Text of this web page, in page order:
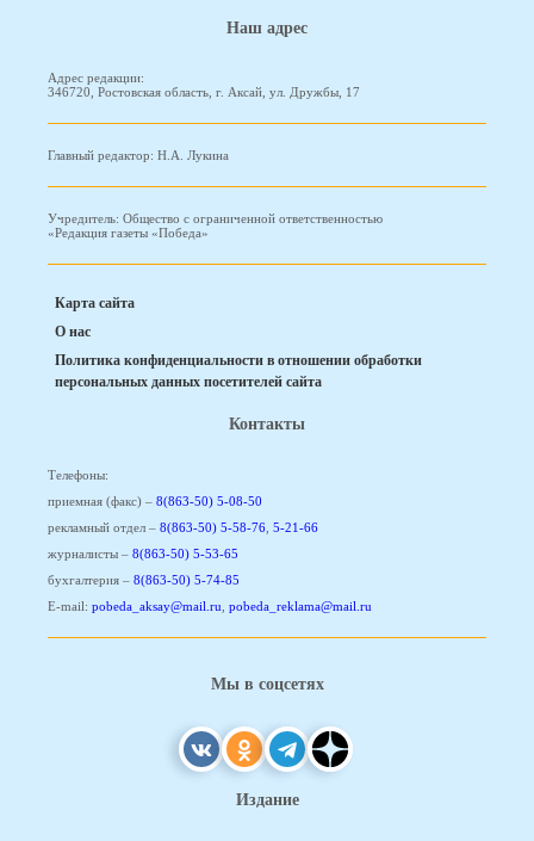
Наш адрес
Адрес редакции:
346720, Ростовская область, г. Аксай, ул. Дружбы, 17
Главный редактор: Н.А. Лукина
Учредитель: Общество с ограниченной ответственностью
«Редакция газеты «Победа»
Карта сайта
О нас
Политика конфиденциальности в отношении обработки
персональных данных посетителей сайта
Контакты
Телефоны:
приемная (факс) – 8(863-50) 5-08-50
рекламный отдел – 8(863-50) 5-58-76 5-21-66
журналисты – 8(863-50) 5-53-65
бухгалтерия – 8(863-50) 5-74-85
E-mail: pobeda_aksay@mail.ru pobeda_reklama@mail.ru
Мы в соцсетях
Издание